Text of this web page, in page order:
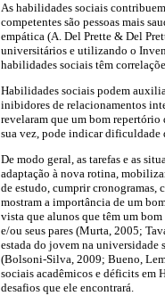
As habilidades sociais
competentes são pessoas mais
empática (A. Del Prette & Del
universitários e utilizando o
habilidades sociais têm
Habilidades sociais podem
inibidores de relacionamentos
revelaram que um bom repertório
sua vez, pode indicar dificuldade
De modo geral, as tarefas e as
adaptação à nova rotina,
de estudo, cumprir cronogramas,
mostram a importância de um
vista que alunos que têm um
e/ou seus pares (Murta, 2005;
estada do jovem na universidade
(Bolsoni-Silva, 2009; Bueno,
sociais acadêmicos e déficits em
desafios que ele encontrará.